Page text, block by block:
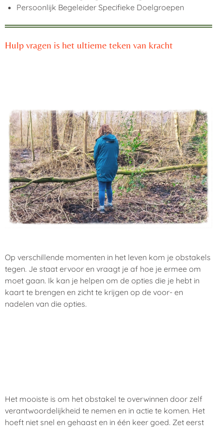
Persoonlijk Begeleider Specifieke Doelgroepen
Hulp vragen is het ultieme teken van kracht
Op verschillende momenten in het leven kom je obstakels
tegen. Je staat ervoor en vraagt je af hoe je ermee om
moet gaan. Ik kan je helpen om de opties die je hebt in
kaart te brengen en zicht te krijgen op de voor- en
nadelen van die opties.
Het mooiste is om het obstakel te overwinnen door zelf
verantwoordelijkheid te nemen en in actie te komen. Het
hoeft niet snel en gehaast en in één keer goed. Zet eerst